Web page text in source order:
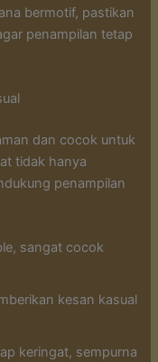
bermotif, pastikan
penampilan tetap
dan cocok untuk
tidak hanya
penampilan
sangat cocok
kesan kasual
keringat, sempurna